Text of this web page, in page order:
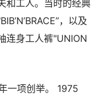
和工人。当时的经典
，以及
连身工人裤"UNION
一项创举。 1975